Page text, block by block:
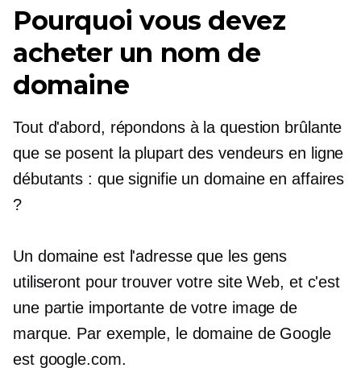
Pourquoi vous devez
acheter un nom de
domaine
Tout d'abord, répondons à la question brûlante
que se posent la plupart des vendeurs en ligne
débutants : que signifie un domaine en affaires
?
Un domaine est l'adresse que les gens
utiliseront pour trouver votre site Web, et c'est
une partie importante de votre image de
marque. Par exemple, le domaine de Google
est google.com.